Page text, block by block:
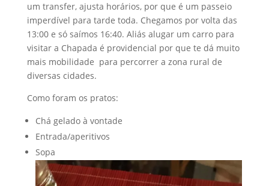
Como foram os pratos:
Chá gelado à vontade
Entrada/aperitivos